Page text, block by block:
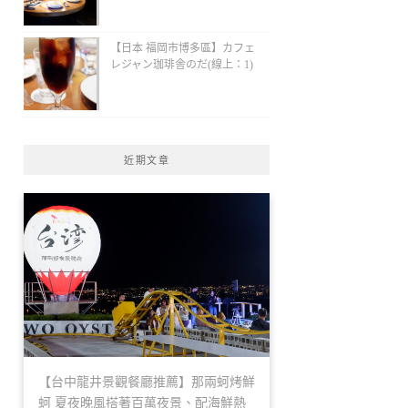
【日本 福岡市博多區】カフェ
レジャン珈琲舎のだ(線上：1)
近期文章
【台中龍井景觀餐廳推薦】那兩蚵烤鮮
蚵 夏夜晚風搭著百萬夜景、配海鮮熱